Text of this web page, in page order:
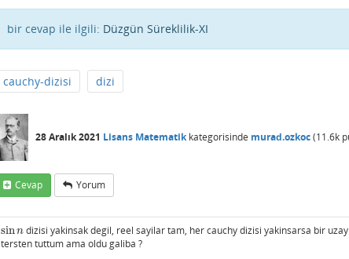
bir cevap ile ilgili: Düzgün Süreklilik-XI
cauchy-dizisi dizi
28 Aralık 2021 Lisans Matematikkategorisinde murad.ozkoc(11.6k
Cevap Yorum
sinn
sinn dizisi yakinsak degil, reel sayilar tam, her cauchy dizisi yakinsarsa bir
tersten tuttum ama oldu galiba ?